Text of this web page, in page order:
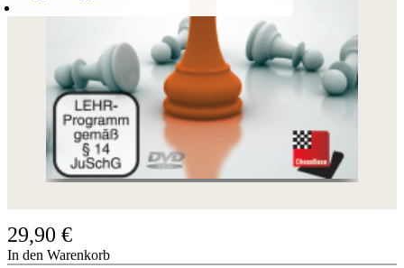
Login
WARENKORB
0
ARTIKEL
0,00 €
✔
29,90 €
In den Warenkorb